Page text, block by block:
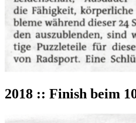
2018 :: Finish beim